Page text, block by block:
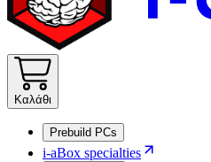
Καλάθι
Prebuild PCs
i-aBox specialties